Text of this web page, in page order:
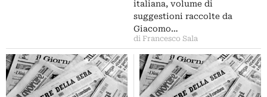
italiana, volume di
suggestioni raccolte da
Giacomo…
di Francesco Sala